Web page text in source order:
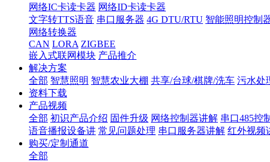
网络IC卡读卡器 网络ID卡读卡器
文字转TTS语音 串口服务器 4G DTU/RTU 智能照明控制
网络转换器
CAN LORA ZIGBEE
嵌入式联网模块 产品推介
解决方案
全部 智慧照明 智慧农业大棚 共享/台球/棋牌/洗车 污水处
资料下载
产品视频
全部 初识产品介绍 固件升级 网络控制器讲解 串口485控
语音播报设备讲 常见问题处理 串口服务器讲解 红外视频
购买/定制通道
全部